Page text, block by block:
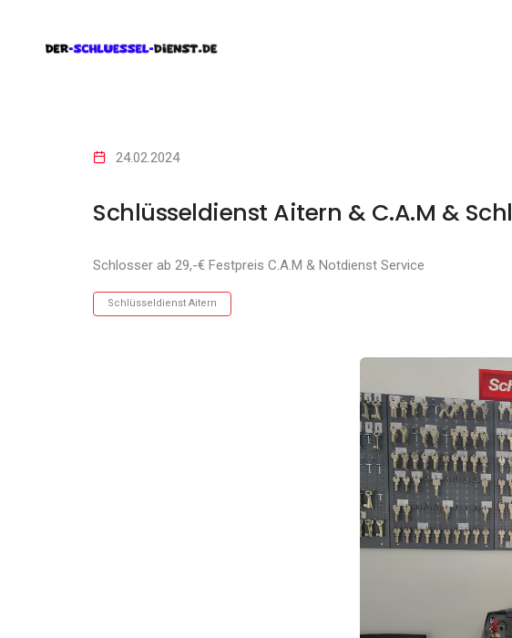
24.02.2024
Schlüsseldienst Aitern & C.A.M &
Schlosser ab 29,-€ Festpreis C.A.M & Notdienst Service
Schlüsseldienst Aitern